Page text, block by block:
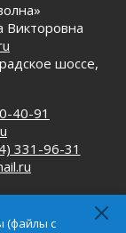
почти
сброс
площадок
Викторовна
шоссе,
40-91
331-96-31
(файлы с